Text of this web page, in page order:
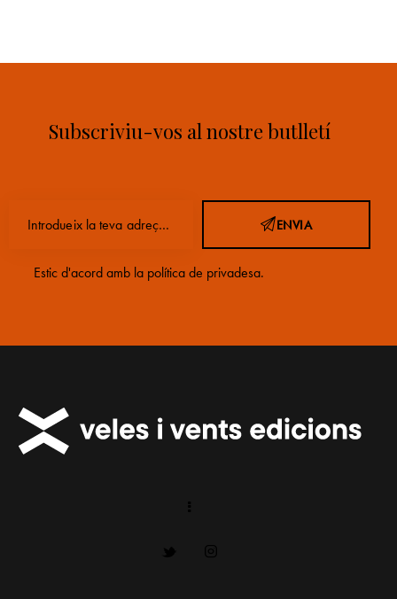
Subscriviu-vos al nostre butlletí
ENVIA
Estic d'acord amb la política de privadesa.